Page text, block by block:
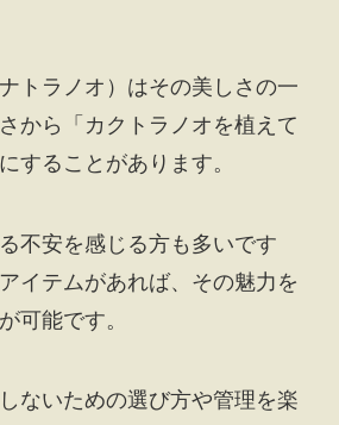
トラノオ）はその美しさの一
から「カクトラノオを植えて
することがあります。
不安を感じる方も多いです
イテムがあれば、その魅力を
可能です。
ないための選び方や管理を楽